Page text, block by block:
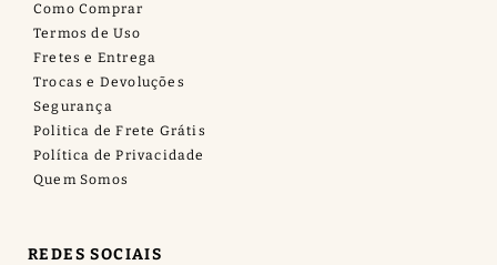
Como Comprar
Termos de Uso
Fretes e Entrega
Trocas e Devoluções
Segurança
Politica de Frete Grátis
Política de Privacidade
Quem Somos
REDES SOCIAIS